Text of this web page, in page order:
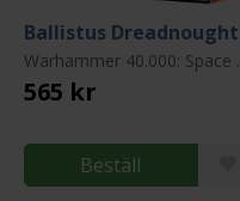
Ballistus Dreadnought
565 kr
Beställ